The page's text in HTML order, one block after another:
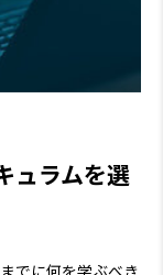
ュラムを選